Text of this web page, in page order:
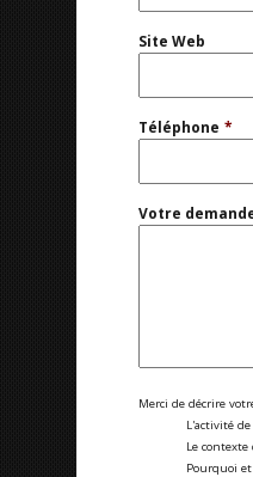
Site Web
Téléphone *
Votre
Merci de décrire
L'activité
Le
Pourquoi